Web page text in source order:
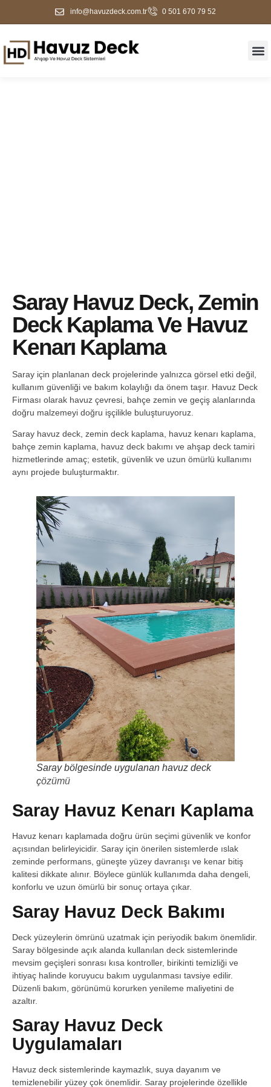
info@havuzdeck.com.tr 0 501 670 79 52
Saray Havuz Deck, Zemin
Deck Kaplama Ve Havuz
Kenarı Kaplama
Saray için planlanan deck projelerinde yalnızca görsel etki değil,
kullanım güvenliği ve bakım kolaylığı da önem taşır. Havuz Deck
Firması olarak havuz çevresi, bahçe zemin ve geçiş alanlarında
doğru malzemeyi doğru işçilikle buluşturuyoruz.
Saray havuz deck, zemin deck kaplama, havuz kenarı kaplama,
bahçe zemin kaplama, havuz deck bakımı ve ahşap deck tamiri
hizmetlerinde amaç; estetik, güvenlik ve uzun ömürlü kullanımı
aynı projede buluşturmaktır.
Saray bölgesinde uygulanan havuz deck
çözümü
Saray Havuz Kenarı Kaplama
Havuz kenarı kaplamada doğru ürün seçimi güvenlik ve konfor
açısından belirleyicidir. Saray için önerilen sistemlerde ıslak
zeminde performans, güneşte yüzey davranışı ve kenar bitiş
kalitesi dikkate alınır. Böylece günlük kullanımda daha dengeli,
konforlu ve uzun ömürlü bir sonuç ortaya çıkar.
Saray Havuz Deck Bakımı
Deck yüzeylerin ömrünü uzatmak için periyodik bakım önemlidir.
Saray bölgesinde açık alanda kullanılan deck sistemlerinde
mevsim geçişleri sonrası kısa kontroller, birikinti temizliği ve
ihtiyaç halinde koruyucu bakım uygulanması tavsiye edilir.
Düzenli bakım, görünümü korurken yenileme maliyetini de
azaltır.
Saray Havuz Deck
Uygulamaları
Havuz deck sistemlerinde kaymazlık, suya dayanım ve
temizlenebilir yüzey çok önemlidir. Saray projelerinde özellikle